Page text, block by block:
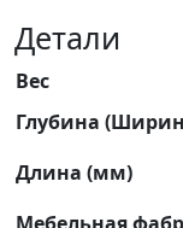
Детали
Вес
Глубина
Длина (мм)
Мебельная